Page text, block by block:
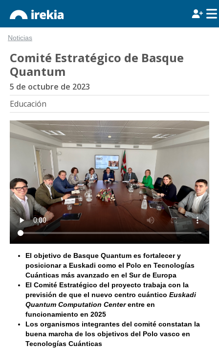
Noticias
Comité Estratégico de Basque
Quantum
5 de octubre de 2023
Educación
El objetivo de Basque Quantum es fortalecer y
posicionar a Euskadi como el Polo en Tecnologías
Cuánticas más avanzado en el Sur de Europa
El Comité Estratégico del proyecto trabaja con la
previsión de que el nuevo centro cuántico Euskadi
Quantum Computation Centerentre en
funcionamiento en 2025
Los organismos integrantes del comité constatan la
buena marcha de los objetivos del Polo vasco en
Tecnologías Cuánticas